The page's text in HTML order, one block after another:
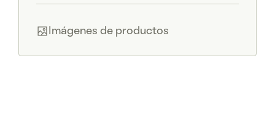
Imágenes de productos